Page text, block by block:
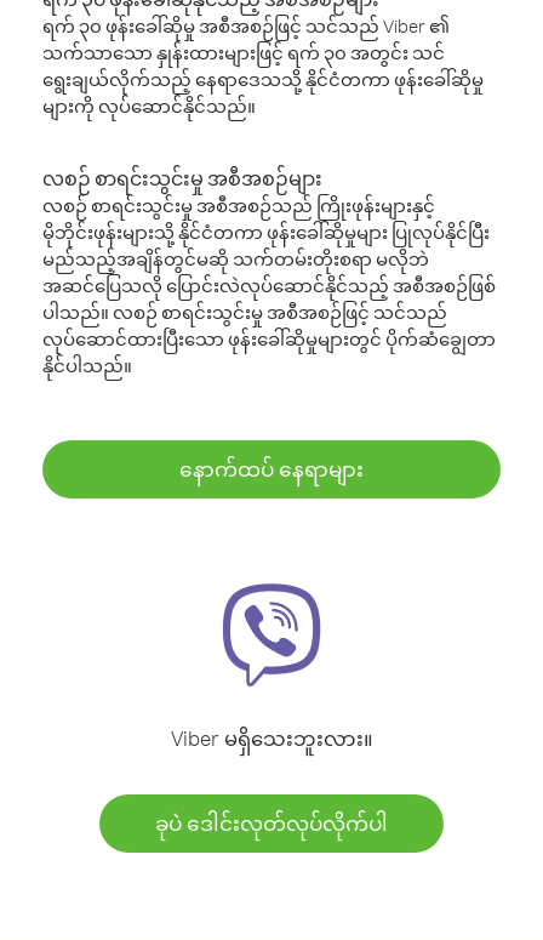
ရက် ၃၀ ဖုန်းခေါ်ဆိုမှု အစီအစဉ်ဖြင့် သင်သည် Viber ၏
သက်သာသော နှုန်းထားများဖြင့် ရက် ၃၀ အတွင်း သင်
ရွေးချယ်လိုက်သည့် နေရာဒေသသို့ နိုင်ငံတကာ ဖုန်းခေါ်ဆိုမှု
များကို လုပ်ဆောင်နိုင်သည်။
လစဉ် စာရင်းသွင်းမှု အစီအစဉ်များ
လစဉ် စာရင်းသွင်းမှု အစီအစဉ်သည် ကြိုးဖုန်းများနှင့်
မိုဘိုင်းဖုန်းများသို့ နိုင်ငံတကာ ဖုန်းခေါ်ဆိုမှုများ ပြုလုပ်နိုင်ပြီး
မည်သည့်အချိန်တွင်မဆို သက်တမ်းတိုးစရာ မလိုဘဲ
အဆင်ပြေသလို ပြောင်းလဲလုပ်ဆောင်နိုင်သည့် အစီအစဉ်ဖြစ်
ပါသည်။ လစဉ် စာရင်းသွင်းမှု အစီအစဉ်ဖြင့် သင်သည်
လုပ်ဆောင်ထားပြီးသော ဖုန်းခေါ်ဆိုမှုများတွင် ပိုက်ဆံချွေတာ
နိုင်ပါသည်။
နောက်ထပ် နေရာများ
Viber မရှိသေးဘူးလား။
ခုပဲ ဒေါင်းလုတ်လုပ်လိုက်ပါ